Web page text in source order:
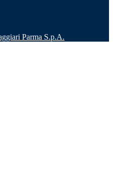
Parma S.p.A.